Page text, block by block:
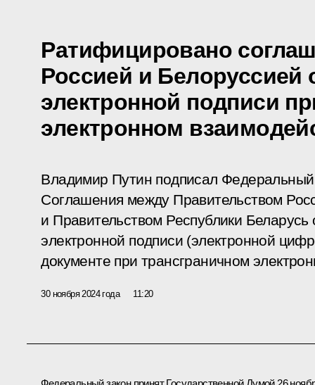
Ратифицировано
Россией и Белоруссией
электронной подписи
электронном
Владимир Путин подписал
Соглашения между Правительством
и Правительством Республики Беларусь
электронной подписи (электронной
документе при трансграничном
30 ноября 2024 года 11:20